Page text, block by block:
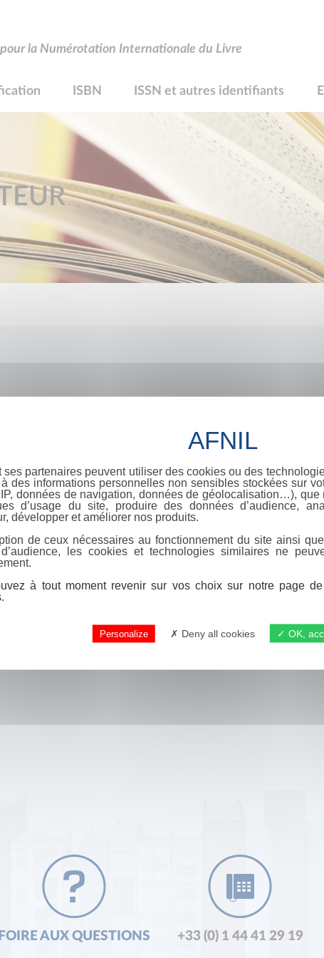
la Numérotation Internationale du Livre
ISBN ISSN et autres identifiants
FOIRE AUX QUESTIONS +33 (0) 1 44 41 29 19
ses partenaires peuvent utiliser des cookies ou des
des informations personnelles non sensibles stockées sur
données de navigation, données de géolocalisation…),
d’usage du site, produire des données d’audience,
développer et améliorer nos produits.
de ceux nécessaires au fonctionnement du site ainsi
les cookies et technologies similaires ne
à tout moment revenir sur vos choix sur notre page
Personalize Deny all cookies OK,